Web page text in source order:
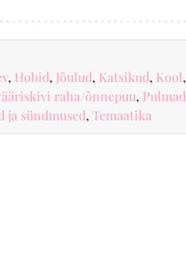
, Hobid, Jõulud, Katsikud, Kool,
raha/õnnepuu, Pulmad
ja sündmused, Temaatika